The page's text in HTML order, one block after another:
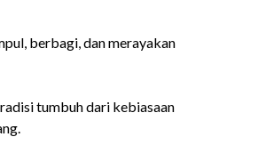
berbagi, dan merayakan
tumbuh dari kebiasaan